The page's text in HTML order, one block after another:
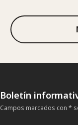
Boletín
Campos marcados con *